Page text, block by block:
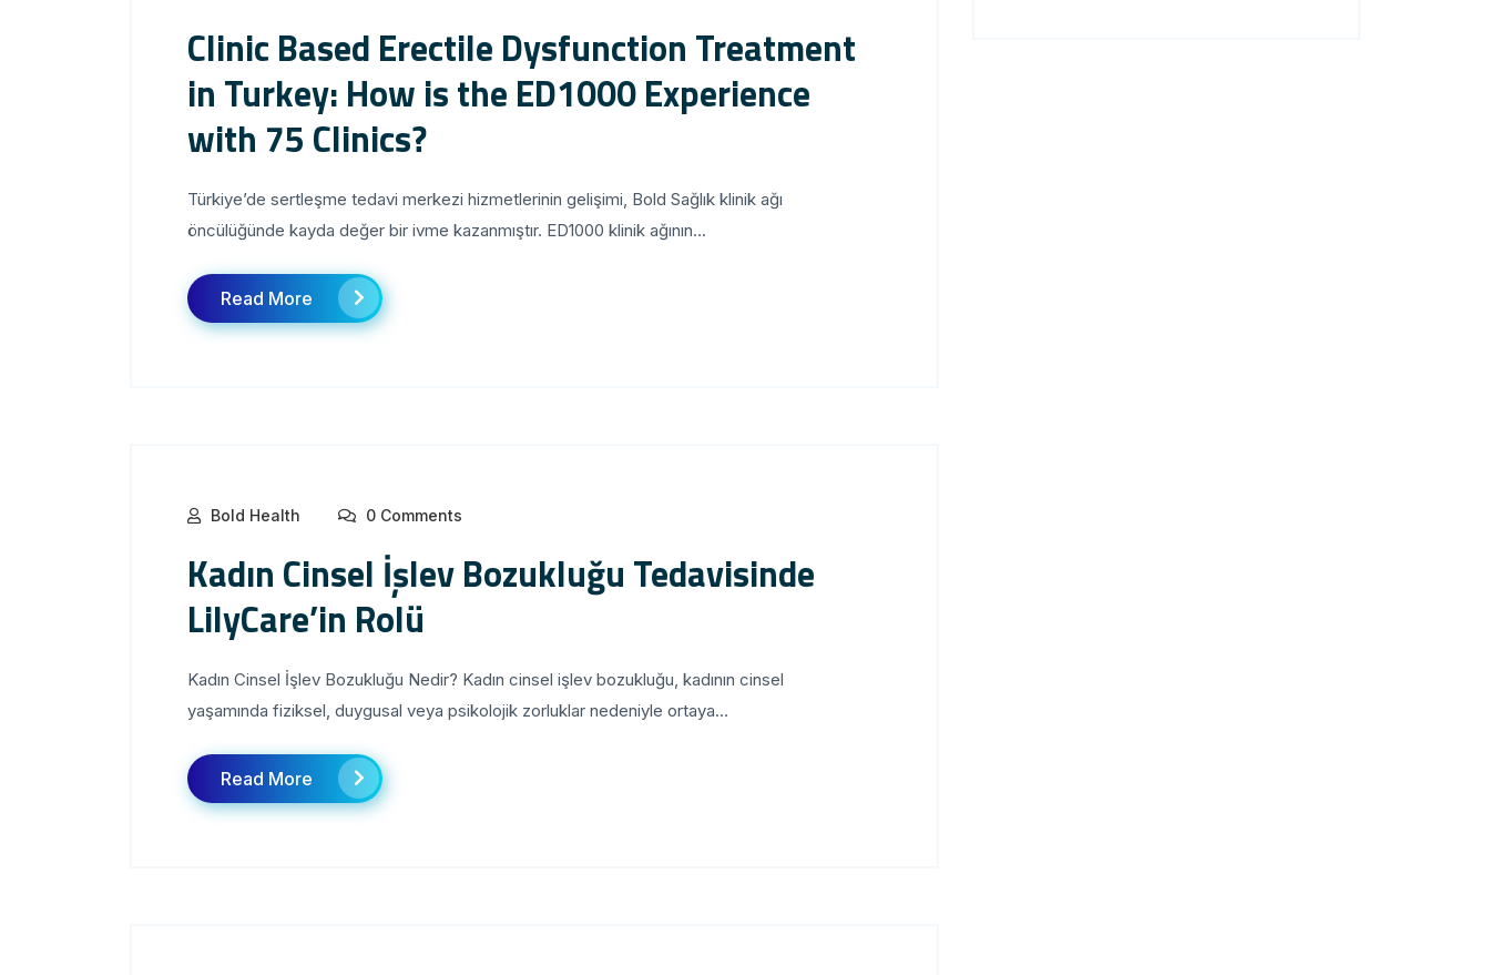
Clinic Based Erectile Dysfunction Treatment
in Turkey: How is the ED1000 Experience
with 75 Clinics?
Türkiye’de sertleşme tedavi merkezi hizmetlerinin gelişimi, Bold Sağlık klinik ağı
öncülüğünde kayda değer bir ivme kazanmıştır. ED1000 klinik ağının...
Read More
Bold Health 0 Comments
Kadın Cinsel İşlev Bozukluğu Tedavisinde
LilyCare’in Rolü
Kadın Cinsel İşlev Bozukluğu Nedir? Kadın cinsel işlev bozukluğu, kadının cinsel
yaşamında fiziksel, duygusal veya psikolojik zorluklar nedeniyle ortaya...
Read More